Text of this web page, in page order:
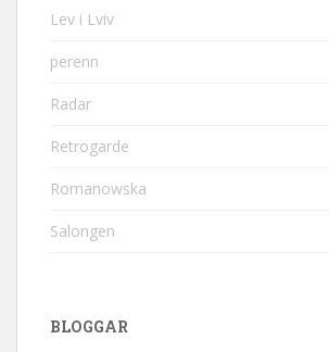
Lev i Lviv
perenn
Radar
Retrogarde
Romanowska
Salongen
BLOGGAR